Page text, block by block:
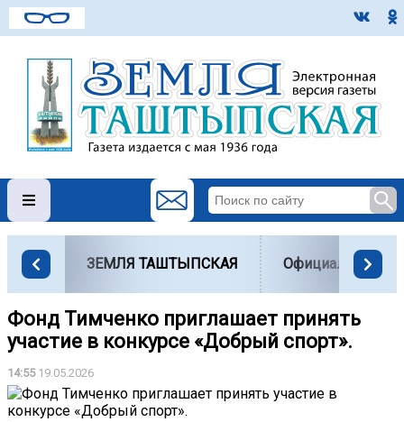
ЗЕМЛЯ ТАШТЫПСКАЯ Официально
Фонд Тимченко приглашает принять
участие в конкурсе «Добрый спорт».
14:5519.05.2026